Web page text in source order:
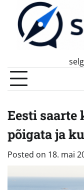
content
Eesti saarte
põigata ja
Posted on 18. mai